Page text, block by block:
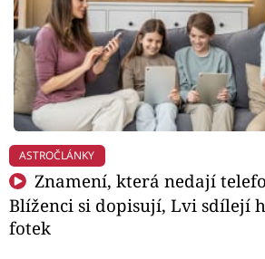
ASTROČLÁNKY
Znamení, která nedají
Blíženci si dopisují, Lvi sdílejí
fotek